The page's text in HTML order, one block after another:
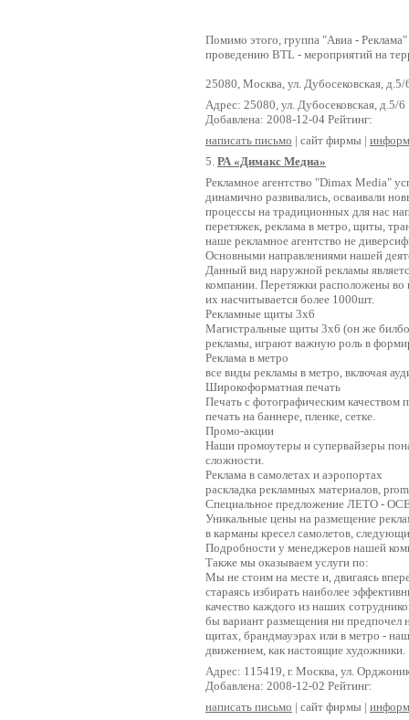
Помимо этого, группа "Авиа -
проведению BTL - мероприятий на
25080, Москва, ул. Дубосековская, д.5/
Адрес: 25080, ул. Дубосековская, д.5/6
Добавлена: 2008-12-04 Рейтинг:
написать письмо | сайт фирмы |
5. РА «Димакс Медиа»
Рекламное агентство "Dimax Media"
динамично развивались, осваивали
процессы на традиционных для нас
перетяжек, реклама в метро, щиты,
наше рекламное агентство не
Основными направлениями нашей
Данный вид наружной рекламы
компании. Перетяжки расположены во
их насчитывается более 1000шт.
Рекламные щиты 3х6
Магистральные щиты 3х6 (он же
рекламы, играют важную роль в
Реклама в метро
все виды рекламы в метро, включая
Широкоформатная печать
Печать с фотографическим
печать на баннере, пленке, сетке.
Промо-акции
Наши промоутеры и супервайзеры
сложности.
Реклама в самолетах и аэропортах
раскладка рекламных материалов,
Специальное предложение ЛЕТО -
Уникальные цены на размещение
в карманы кресел самолетов,
Подробности у менеджеров нашей
Также мы оказываем услуги по:
Мы не стоим на месте и, двигаясь
стараясь избирать наиболее
качество каждого из наших
бы вариант размещения ни предпочел
щитах, брандмауэрах или в метро -
движением, как настоящие художники.
Адрес: 115419, г. Москва, ул.
Добавлена: 2008-12-02 Рейтинг:
написать письмо | сайт фирмы |